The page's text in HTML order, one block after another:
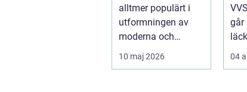
alltmer populärt i
utformningen av
moderna och
stilrena trädg&...
10 maj 2026
går
04